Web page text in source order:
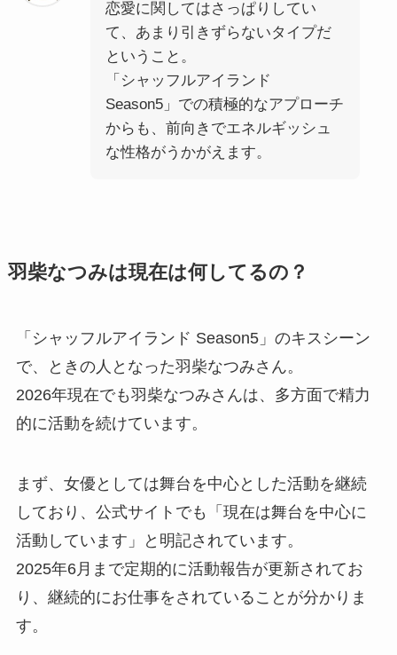
恋愛に関してはさっぱりしてい
て、あまり引きずらないタイプだ
ということ。
「シャッフルアイランド
Season5」での積極的なアプローチ
からも、前向きでエネルギッシュ
な性格がうかがえます。
羽柴なつみは現在は何してるの？
「シャッフルアイランド Season5」のキスシーン
で、ときの人となった羽柴なつみさん。
2026年現在でも羽柴なつみさんは、多方面で精力
的に活動を続けています。
まず、女優としては舞台を中心とした活動を継続
しており、公式サイトでも「現在は舞台を中心に
活動しています」と明記されています。
2025年6月まで定期的に活動報告が更新されてお
り、継続的にお仕事をされていることが分かりま
す。